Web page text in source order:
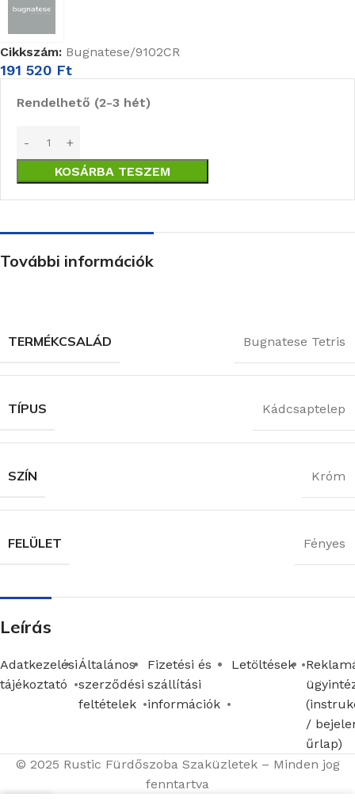
Cikkszám: Bugnatese/9102CR
191 520 Ft
Rendelhető (2-3 hét)
KOSÁRBA TESZEM
További információk
TERMÉKCSALÁD Bugnatese Tetris
TÍPUS Kádcsaptelep
SZÍN Króm
FELÜLET Fényes
Leírás
Adatkezelési
tájékoztató
Általános
szerződési
feltételek
Fizetési és
szállítási
információk
Letöltések
/
űrlap)
© 2025 Rustic Fürdőszoba Szaküzletek – Minden jog
fenntartva